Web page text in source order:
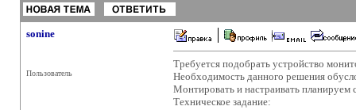
sonine
Пользователь
Требуется подобрать устройство
Необходимость данного решения
Монтировать и настраивать
Техническое задание: